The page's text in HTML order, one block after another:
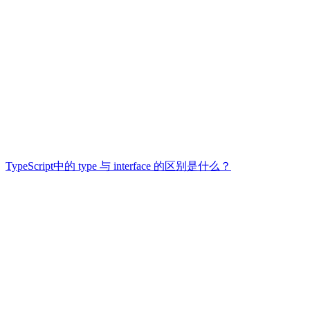
TypeScript中的 type 与 interface 的区别是什么？